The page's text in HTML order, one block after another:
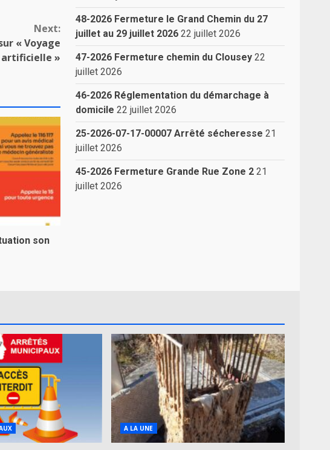
Next:
« Voyage
artificielle »
son
48-2026 Fermeture le Grand Chemin du 27
juillet au 29 juillet 2026 22 juillet 2026
47-2026 Fermeture chemin du Clousey 22
juillet 2026
46-2026 Réglementation du démarchage à
domicile 22 juillet 2026
25-2026-07-17-00007 Arrêté sécheresse 21
juillet 2026
45-2026 Fermeture Grande Rue Zone 2 21
juillet 2026
A LA UNE